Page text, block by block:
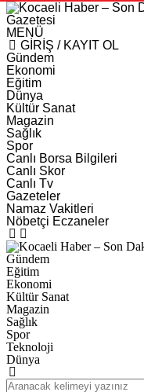
MENÜ
GİRİŞ / KAYIT OL
Gündem
Ekonomi
Eğitim
Dünya
Kültür Sanat
Magazin
Sağlık
Spor
Canlı Borsa Bilgileri
Canlı Skor
Canlı Tv
Gazeteler
Namaz Vakitleri
Nöbetçi Eczaneler
Gündem
Eğitim
Ekonomi
Kültür Sanat
Magazin
Sağlık
Spor
Teknoloji
Dünya